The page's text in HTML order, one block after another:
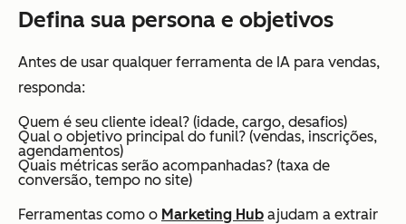
Defina sua persona e objetivos
Antes de usar qualquer ferramenta de IA para vendas,
responda:
Quem é seu cliente ideal? (idade, cargo, desafios)
Qual o objetivo principal do funil? (vendas, inscrições,
agendamentos)
Quais métricas serão acompanhadas? (taxa de
conversão, tempo no site)
Ferramentas como o Marketing Hub ajudam a extrair